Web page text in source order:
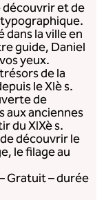
découvrir et de
dans la ville en
guide, Daniel
yeux.
de la
le XIè s.
de
aux anciennes
du XIXè s.
découvrir le
le filage au
Gratuit – durée